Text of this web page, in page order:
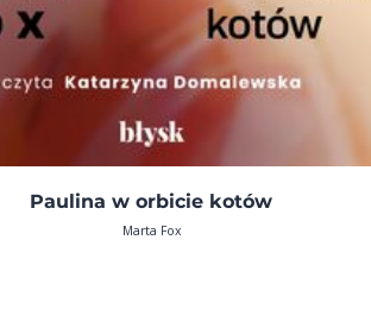
Paulina w orbicie kotów
Marta Fox